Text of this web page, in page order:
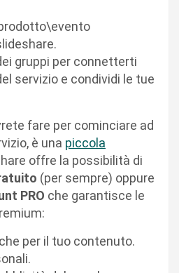
gruppi per connetterti
servizio e condividi le tue
fare per cominciare ad
è una piccola
offre la possibilità di
(per sempre) oppure
PRO che garantisce le
per il tuo contenuto.